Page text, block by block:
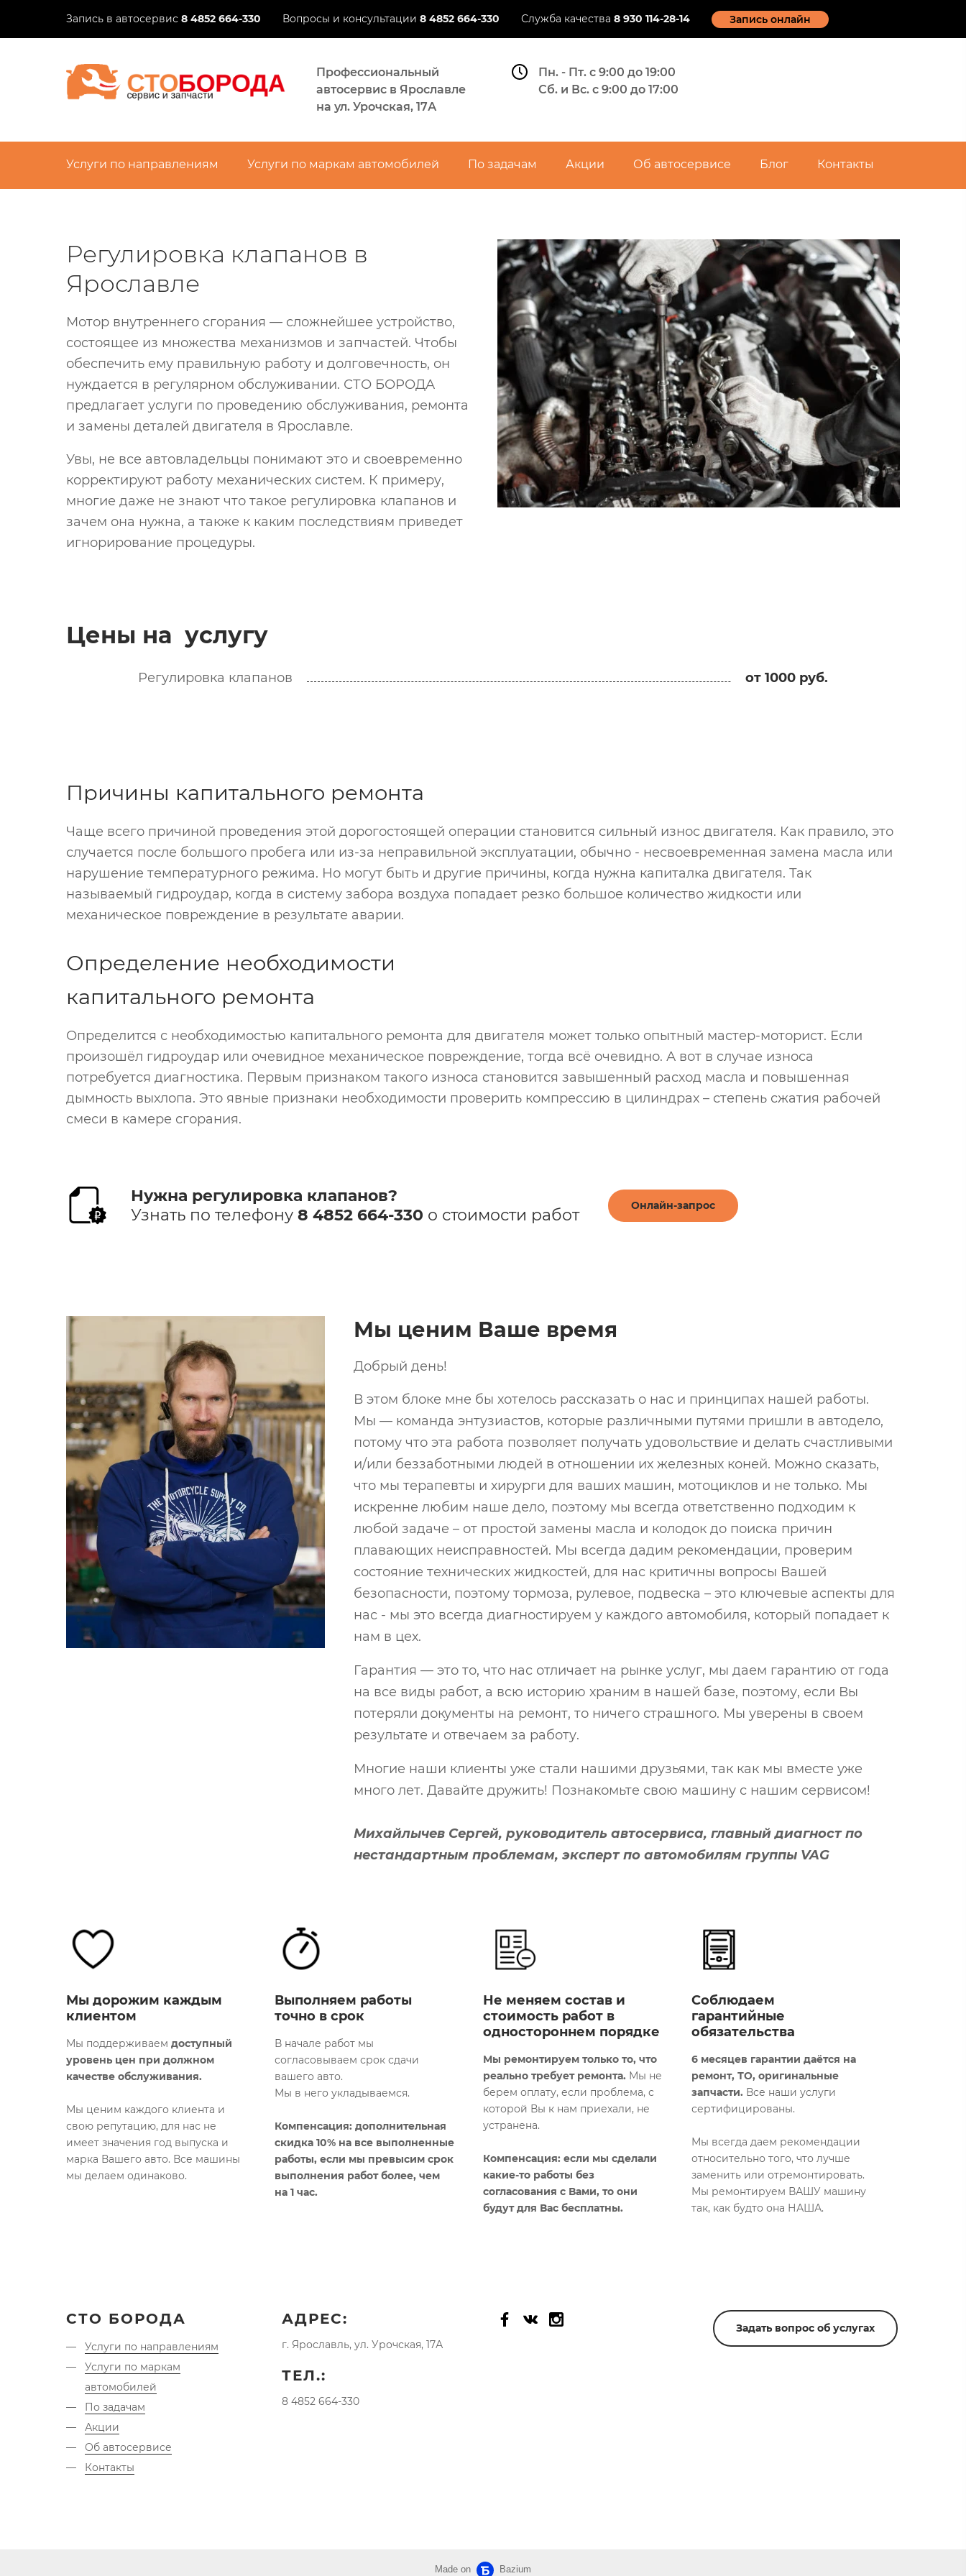
Запись в автосервис​ 8 4852 664-330 Вопросы и консультации​ 8 4852 664-330 Служба качества​ 8 930 114-28-14 Запись онлайн
Профессиональный
автосервис в Ярославле
на ул. Урочская, 17А
Пн. - Пт. с 9:00 до 19:00
Сб. и Вс. с 9:00 до 17:00
Услуги по направлениям Услуги по маркам автомобилей По задачам Акции Об автосервисе Блог Контакты
Регулировка клапанов в
Ярославле
Мотор внутреннего сгорания — сложнейшее устройство,
состоящее из множества механизмов и запчастей. Чтобы
обеспечить ему правильную работу и долговечность, он
нуждается в регулярном обслуживании. СТО БОРОДА
предлагает услуги по проведению обслуживания, ремонта
и замены деталей двигателя в Ярославле.
Увы, не все автовладельцы понимают это и своевременно
корректируют работу механических систем. К примеру,
многие даже не знают что такое регулировка клапанов и
зачем она нужна, а также к каким последствиям приведет
игнорирование процедуры.
Цены на услугу
Регулировка клапанов от 1000 руб.
Причины капитального ремонта
Чаще всего причиной проведения этой дорогостоящей операции становится сильный износ двигателя. Как правило, это
случается после большого пробега или из-за неправильной эксплуатации, обычно - несвоевременная замена масла или
нарушение температурного режима. Но могут быть и другие причины, когда нужна капиталка двигателя. Так
называемый гидроудар, когда в систему забора воздуха попадает резко большое количество жидкости или
механическое повреждение в результате аварии.
Определение необходимости
капитального ремонта
Определится с необходимостью капитального ремонта для двигателя может только опытный мастер-моторист. Если
произошёл гидроудар или очевидное механическое повреждение, тогда всё очевидно. А вот в случае износа
потребуется диагностика. Первым признаком такого износа становится завышенный расход масла и повышенная
дымность выхлопа. Это явные признаки необходимости проверить компрессию в цилиндрах – степень сжатия рабочей
смеси в камере сгорания.
Нужна регулировка клапанов​?
Узнать по телефону 8 4852 664-330 ​ о стоимости работ​
Онлайн-запрос
Мы ценим Ваше время
Добрый день!
В этом блоке мне бы хотелось рассказать о нас и принципах нашей работы.
Мы — команда энтузиастов, которые различными путями пришли в автодело,
потому что эта работа позволяет получать удовольствие и делать счастливыми
и/или беззаботными людей в отношении их железных коней. Можно сказать,
что мы терапевты и хирурги для ваших машин, мотоциклов и не только. Мы
искренне любим наше дело, поэтому мы всегда ответственно подходим к
любой задаче – от простой замены масла и колодок до поиска причин
плавающих неисправностей. Мы всегда дадим рекомендации, проверим
состояние технических жидкостей, для нас критичны вопросы Вашей
безопасности, поэтому тормоза, рулевое, подвеска – это ключевые аспекты для
нас - мы это всегда диагностируем у каждого автомобиля, который попадает к
нам в цех.
Гарантия — это то, что нас отличает на рынке услуг, мы даем гарантию от года
на все виды работ, а всю историю храним в нашей базе, поэтому, если Вы
потеряли документы на ремонт, то ничего страшного. Мы уверены в своем
результате и отвечаем за работу.
Многие наши клиенты уже стали нашими друзьями, так как мы вместе уже
много лет. Давайте дружить! Познакомьте свою машину с нашим сервисом!
Михайлычев Сергей, руководитель автосервиса, главный диагност по
нестандартным проблемам, эксперт по автомобилям группы VAG
Мы дорожим каждым
клиентом
Мы поддерживаем доступный
уровень цен при должном
качестве обслуживания.
Мы ценим каждого клиента и
свою репутацию, для нас не
имеет значения год выпуска и
марка Вашего авто. Все машины
мы делаем одинаково.​
Выполняем работы
точно в срок
В начале работ мы
согласовываем срок сдачи
вашего авто.
Мы в него укладываемся.
Компенсация: дополнительная
скидка 10% на все выполненные
работы, если мы превысим срок
выполнения работ более, чем
на 1 час.​
Не меняем состав и
стоимость работ в
одностороннем порядке
Мы ремонтируем только то, что
реально требует ремонта. Мы не
берем оплату, если проблема, с
которой Вы к нам приехали, не
устранена.
Компенсация: если мы сделали
какие-то работы без
согласования с Вами, то они
будут для Вас бесплатны​.
Соблюдаем
гарантийные
обязательства
6 месяцев гарантии даётся на
ремонт, ТО, оригинальные
запчасти. Все наши услуги
сертифицированы.
Мы всегда даем рекомендации
относительно того, что лучше
заменить или отремонтировать.
Мы ремонтируем ВАШУ машину
так, как будто она НАША.​
СТО БОРОДА
Услуги по направлениям
Услуги по маркам
автомобилей
По задачам
Акции
Об автосервисе
Контакты
АДРЕС:
г. Ярославль, ул. Урочская, 17А
ТЕЛ.:
8 4852 664-330
Задать вопрос об услугах
Made on Bazium